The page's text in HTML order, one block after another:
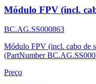
Módulo FPV (incl.
BC.AG.SS000863
Módulo FPV (incl. cabo de
(PartNumber
Preço